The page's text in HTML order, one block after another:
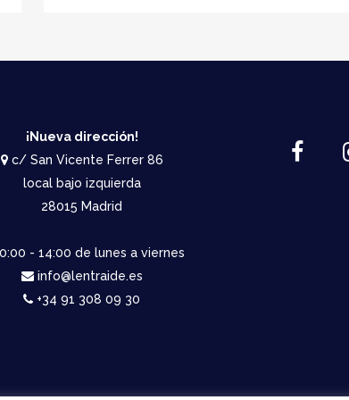
¡Nueva dirección!
c/ San Vicente Ferrer 86
local bajo izquierda
28015 Madrid
- 14:00 de lunes a viernes
info@lentraide.es
+34 91 308 09 30